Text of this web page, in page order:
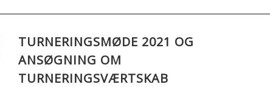
TURNERINGSMØDE 2021 OG
ANSØGNING OM
TURNERINGSVÆRTSKAB